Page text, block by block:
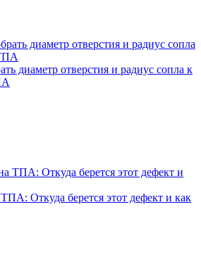
диаметр отверстия и радиус сопла к
Откуда берется этот дефект и как